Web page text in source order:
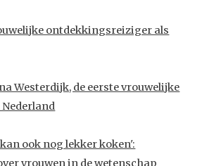
ontdekkingsreiziger als
Westerdijk, de eerste vrouwelijke
kan ook nog lekker koken':
vrouwen in de wetenschap